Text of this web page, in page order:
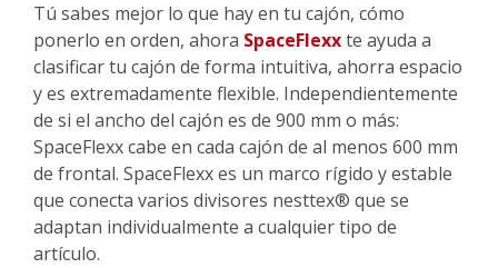
Tú sabes mejor lo que hay en tu cajón, cómo
ponerlo en orden, ahora SpaceFlexxte ayuda a
clasificar tu cajón de forma intuitiva, ahorra espacio
y es extremadamente flexible. Independientemente
de si el ancho del cajón es de 900 mm o más:
SpaceFlexx cabe en cada cajón de al menos 600 mm
de frontal. SpaceFlexx es un marco rígido y estable
que conecta varios divisores nesttex® que se
adaptan individualmente a cualquier tipo de
artículo.